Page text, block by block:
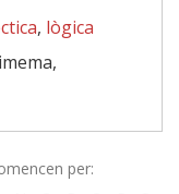
, lògica
per: